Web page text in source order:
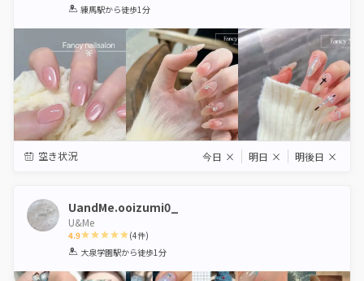
1 2 3 4 5
練馬駅から徒歩1分
空き状況 今日 × 明日 × 明後日 ×
UandMe.ooizumi0_
U&Me
4.9
1 2 3 4 5
(4件)
大泉学園駅から徒歩1分